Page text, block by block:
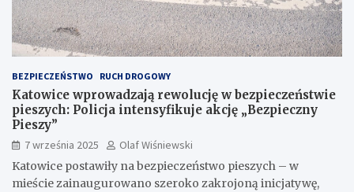
BEZPIECZEŃSTWO RUCH DROGOWY
Katowice wprowadzają rewolucję w bezpieczeństwie
pieszych: Policja intensyfikuje akcję „Bezpieczny
Pieszy”
7 września 2025
Olaf Wiśniewski
Katowice postawiły na bezpieczeństwo pieszych – w
mieście zainaugurowano szeroko zakrojoną inicjatywę,